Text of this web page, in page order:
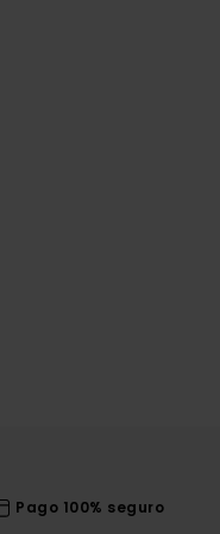
Pago 100% seguro